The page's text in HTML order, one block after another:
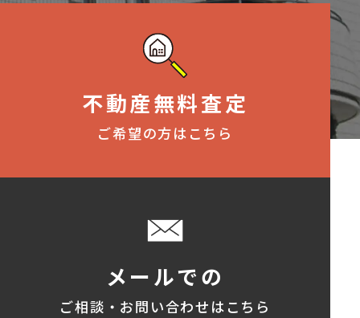
不動産無料査定
ご希望の方はこちら
メールでの
ご相談・お問い合わせはこちら